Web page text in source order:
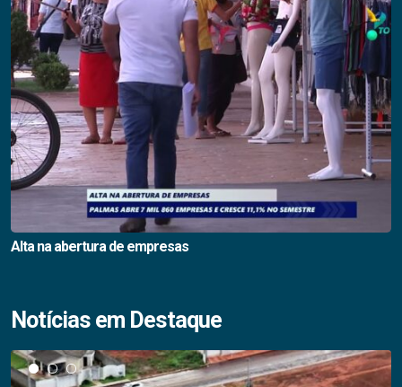
Alta na abertura de empresas
Notícias em Destaque